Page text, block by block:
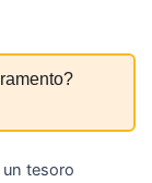
un tesoro